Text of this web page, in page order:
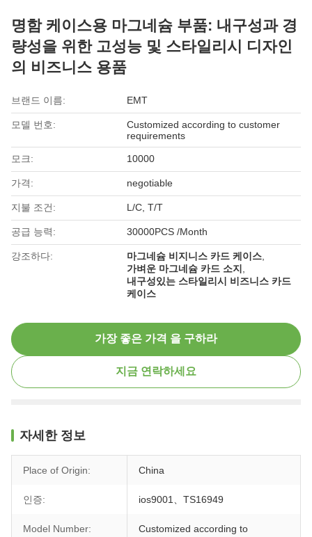
명함 케이스용 마그네슘 부품: 내구성과 경
량성을 위한 고성능 및 스타일리시 디자인
의 비즈니스 용품
브랜드 이름: EMT
모델 번호:
Customized according to customer
requirements
모크: 10000
가격: negotiable
지불 조건: L/C, T/T
공급 능력: 30000PCS /Month
강조하다: 마그네슘 비지니스 카드 케이스
가벼운 마그네슘 카드 소지
내구성있는 스타일리시 비즈니스 카드
케이스
가장 좋은 가격 을 구하라
지금 연락하세요
자세한 정보
Place of Origin: China
인증: ios9001、TS16949
Model Number:
Customized according to